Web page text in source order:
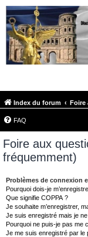
Index du forum Foire
FAQ
Foire aux
fréquemment)
Problèmes de connexion
Pourquoi dois-je
Que signifie COPPA ?
Je souhaite m’enregistrer,
Je suis enregistré mais je
Pourquoi ne puis-je pas me
Je me suis enregistré par le